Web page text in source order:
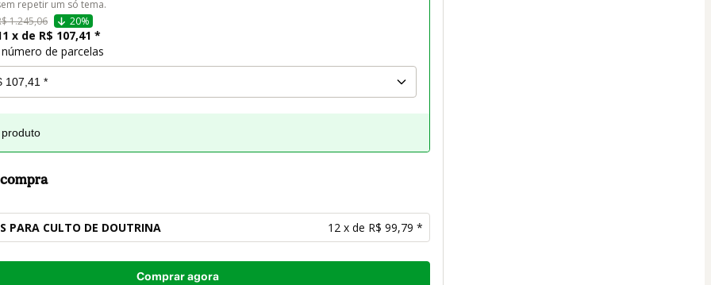
repetir um só tema.
1.245,06
20%
x de R$ 107,41 *
de parcelas
PARA CULTO DE DOUTRINA 12 x de R$ 99,79 *
Comprar agora